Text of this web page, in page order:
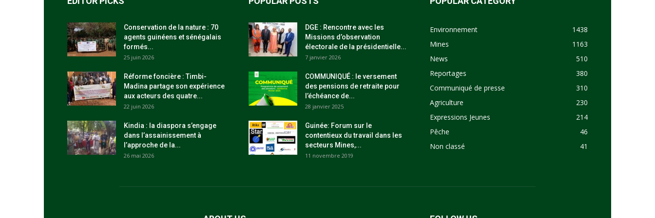
Conservation de la nature : 70
agents guinéens et sénégalais
formés...
25 juin 2026
Réforme foncière : Timbi-
Madina partage son expérience
aux acteurs des quatre...
22 juin 2026
Kindia : la diaspora s’engage
dans l’assainissement à
l’approche de la...
26 mai 2026
DGE : Rencontre avec les
Missions d’observation
électorale de la présidentielle...
7 janvier 2026
COMMUNIQUÉ : le versement
des pensions de retraite pour
l’échéance de...
28 janvier 2025
Guinée: Forum sur le
contentieux du travail dans les
secteurs Mines,...
11 novembre 2019
Environnement
1438
Mines
1163
News
510
Reportages
380
Communiqué de presse
310
Agriculture
230
Expressions Jeunes
214
Pêche
46
Non classé
41